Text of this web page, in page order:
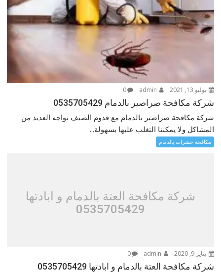
يوليو 13, 2021 0
شركة مكافحة صراصير بالدمام 0535705429
شركة مكافحة صراصير بالدمام مع قدوم الصيف نواجه العديد من
المشاكل ولا يمكننا التغلب عليها بسهولة...
مكافحة حشرات بالدمام
شركة مكافحة العتة بالدمام و ابادتها
0535705429
يناير 9, 2020 0
شركة مكافحة العتة بالدمام و ابادتها 0535705429